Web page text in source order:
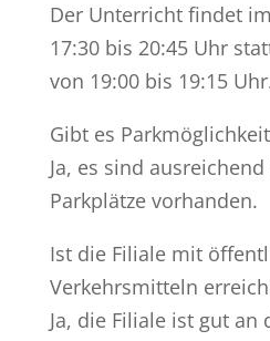
Der Unterricht findet
17:30 bis 20:45 Uhr
von 19:00 bis 19:15
Gibt es
Ja, es sind
Parkplätze vorhanden.
Ist die Filiale mit
Verkehrsmitteln
Ja, die Filiale ist gut